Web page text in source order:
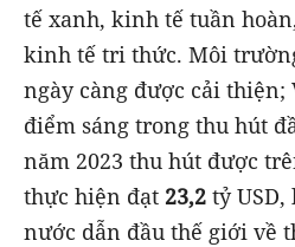
tế xanh, kinh tế tuần
kinh tế tri thức. Môi
ngày càng được cải thiện;
điểm sáng trong thu hút
năm 2023 thu hút được
thực hiện đạt 23,2 tỷ
nước dẫn đầu thế giới về